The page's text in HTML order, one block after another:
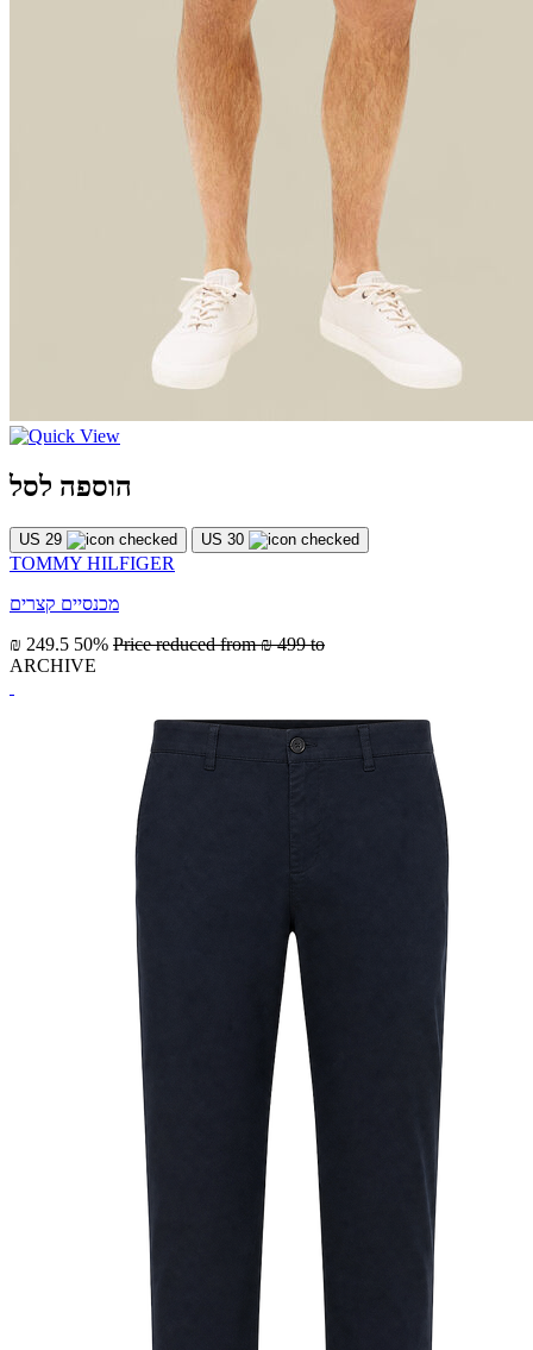
הוספה לסל
US 29 US 30
TOMMY HILFIGER
מכנסיים קצרים
₪ 249.5 50% Price reduced from₪ 499 to
ARCHIVE